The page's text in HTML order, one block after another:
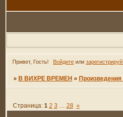
Привет, Гость! Войдитеили
» В ВИХРЕ ВРЕМЕН »
Страница: 1 2 3 … 28 »